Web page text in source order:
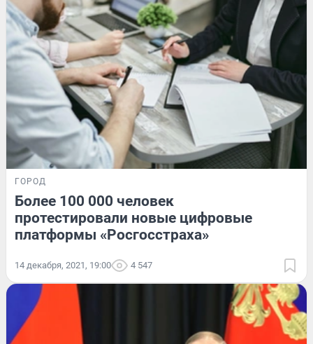
ГОРОД
Более 100 000 человек
протестировали новые цифровые
платформы «Росгосстраха»
14 декабря, 2021, 19:00 4 547